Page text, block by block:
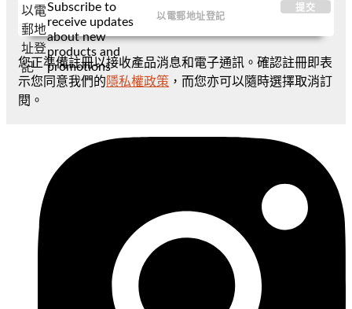
以電
郵地
址登
記
Subscribe to
receive updates
about new
products and
promotions
提交
您正準備註冊以接收產品消息和電子通訊。確認註冊即表
示您同意我們的 隱私權政策 ，而您亦可以隨時選擇取消訂
閱。